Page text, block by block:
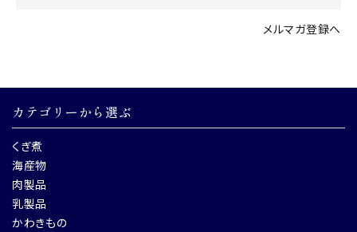
メルマガ登録へ
カテゴリーから選ぶ
くぎ煮
海産物
肉製品
乳製品
かわきもの